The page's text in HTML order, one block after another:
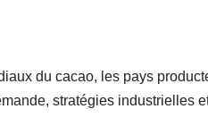
du cacao, les pays
stratégies industrielles